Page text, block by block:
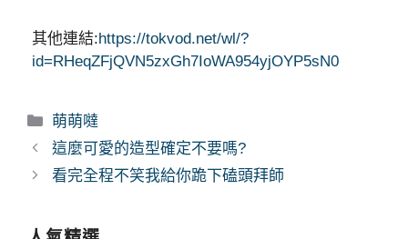
其他連結:https://tokvod.net/wl/?
id=RHeqZFjQVN5zxGh7IoWA954yjOYP5sN0
分
類
萌萌噠
這麼可愛的造型確定不要嗎?
看完全程不笑我給你跪下磕頭拜師